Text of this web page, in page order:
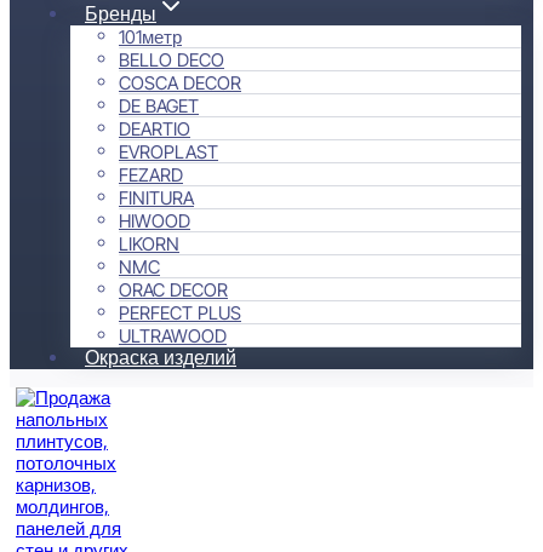
Бренды
101метр
BELLO DECO
COSCA DECOR
DE BAGET
DEARTIO
EVROPLAST
FEZARD
FINITURA
HIWOOD
LIKORN
NMC
ORAC DECOR
PERFECT PLUS
ULTRAWOOD
Окраска изделий